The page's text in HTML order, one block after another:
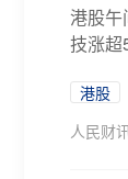
港股午
技涨超
港股
人民财